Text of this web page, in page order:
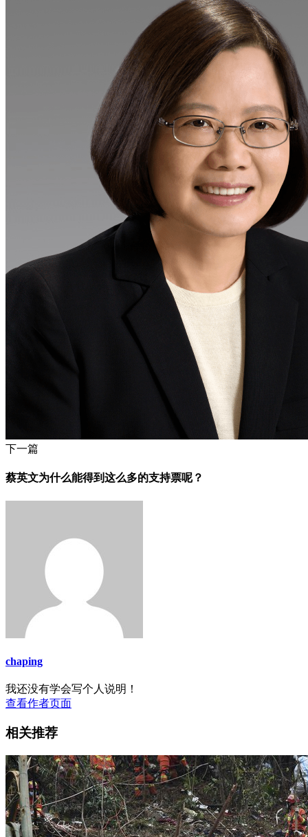
下一篇
蔡英文为什么能得到这么多的支持票呢？
chaping
我还没有学会写个人说明！
查看作者页面
相关推荐